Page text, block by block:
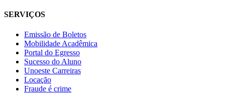
SERVIÇOS
Emissão de Boletos
Mobilidade Acadêmica
Portal do Egresso
Sucesso do Aluno
Unoeste Carreiras
Locação
Fraude é crime